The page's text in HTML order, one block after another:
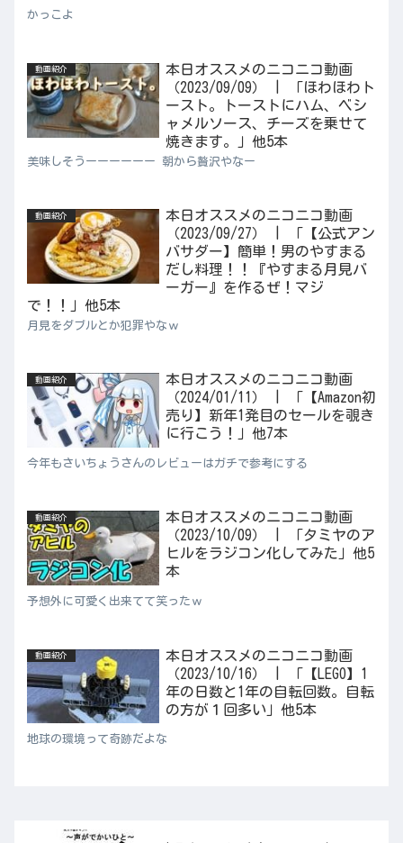
かっこよ
動画紹介
本日オススメのニコニコ動画
（2023/09/09） | 「ほわほわト
ースト。トーストにハム、ベシ
ャメルソース、チーズを乗せて
焼きます。」他5本
美味しそうーーーーーー 朝から贅沢やなー
動画紹介
本日オススメのニコニコ動画
（2023/09/27） | 「【公式アン
バサダー】簡単！男のやすまる
だし料理！！『やすまる月見バ
ーガー』を作るぜ！マジ
で！！」他5本
月見をダブルとか犯罪やなｗ
動画紹介
本日オススメのニコニコ動画
（2024/01/11） | 「【Amazon初
売り】新年1発目のセールを覗き
に行こう！」他7本
今年もさいちょうさんのレビューはガチで参考にする
動画紹介
本日オススメのニコニコ動画
（2023/10/09） | 「タミヤのア
ヒルをラジコン化してみた」他5
本
予想外に可愛く出来てて笑ったｗ
動画紹介
本日オススメのニコニコ動画
（2023/10/16） | 「【LEGO】1
年の日数と1年の自転回数。自転
の方が１回多い」他5本
地球の環境って奇跡だよな